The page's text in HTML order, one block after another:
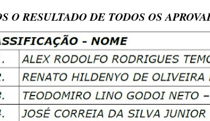
O RESULTADO DE TODOS OS